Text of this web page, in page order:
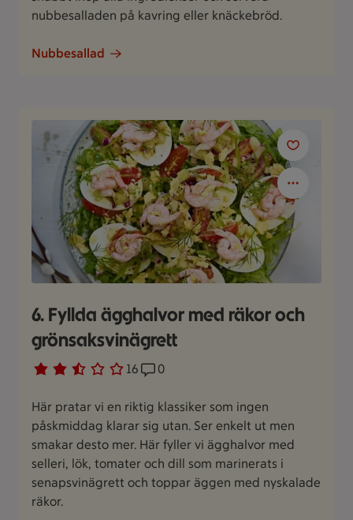
nubbesalladen på kavring eller knäckebröd.
Nubbesallad
6. Fyllda ägghalvor med räkor och
grönsaksvinägrett
Betyg 2.5 av 5. 16
16 personer har röstatReceptet har 0 kommentarer
0
Här pratar vi en riktig klassiker som ingen
påskmiddag klarar sig utan. Ser enkelt ut men
smakar desto mer. Här fyller vi ägghalvor med
selleri, lök, tomater och dill som marinerats i
senapsvinägrett och toppar äggen med nyskalade
räkor.